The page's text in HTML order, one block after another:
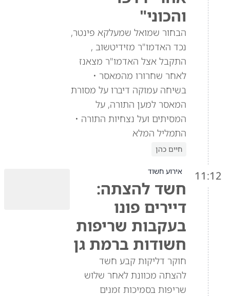
והכוני"
הבחור שמואל שמעלקא פינטר,
נכד האדמו"ר מזידיטשוב ,
התקבל אצל האדמו"ר מצאנז
לאחר שחרורו מהמאסר •
בשיחה עמוקה דיברו על מסורת
המאסר למען התורה, על
המסיתים ועל נצחיות התורה •
התמליל המלא
חיים כהן
11:12 אירוע חשוד
חשד להצתה:
דיירים פונו
בעקבות שריפות
חשודות ברמת גן
חוקר דליקות קבע חשד
להצתה מכוונת לאחר שלוש
שריפות בסמיכות זמנים